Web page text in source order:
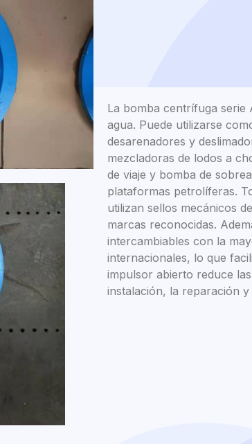
La bomba centrífuga serie
agua. Puede utilizarse
desarenadores y
mezcladoras de lodos a
de viaje y bomba de
plataformas petrolíferas.
utilizan sellos mecánicos
marcas reconocidas.
intercambiables con la
internacionales, lo que
impulsor abierto reduce
instalación, la reparación y